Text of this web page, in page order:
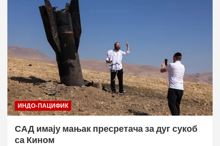
ИНДО-ПАЦИФИК
САД имају мањак пресретача за дуг сукоб
са Кином